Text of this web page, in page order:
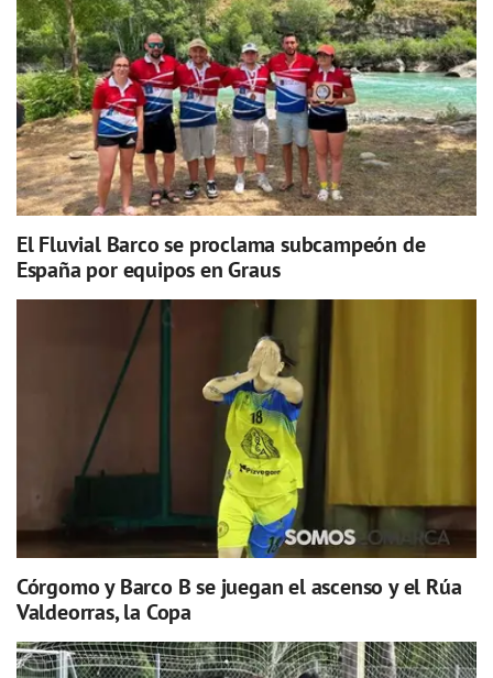
El Fluvial Barco se proclama subcampeón de
España por equipos en Graus
Córgomo y Barco B se juegan el ascenso y el Rúa
Valdeorras, la Copa